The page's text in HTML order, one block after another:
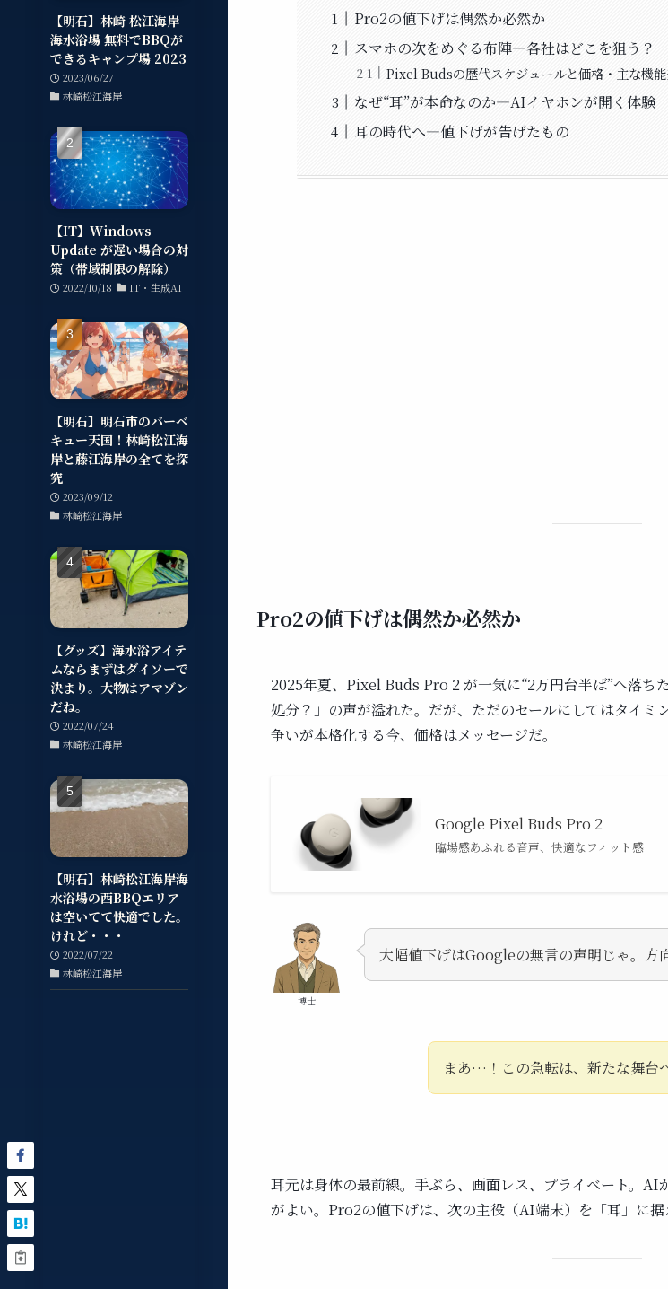
Pro2の値下げは偶然か必然か
スマホの次をめぐる布陣—各社はどこを狙う？
Pixel Budsの歴代スケジュールと価格・主な機能
なぜ“耳”が本命なのか—AIイヤホンが開く体験
耳の時代へ—値下げが告げたもの
Pro2の値下げは偶然か必然か
2025年夏、Pixel Buds Pro 2 が一気に“2万円台半ば”へ落ち
処分？」の声が溢れた。だが、ただのセールにしてはタイ
争いが本格化する今、価格はメッセージだ。
Google Pixel Buds Pro 2
臨場感あふれる音声、快適なフィット感
博士
大幅値下げはGoogleの無言の声明じゃ。方
まあ…！この急転は、新たな舞台
耳元は身体の最前線。手ぶら、画面レス、プライベート。
がよい。Pro2の値下げは、次の主役（AI端末）を「耳」に据
【明石】林崎 松江海岸
海水浴場 無料でBBQが
できるキャンプ場 2023
2023/06/27
林崎松江海岸
【IT】Windows
Update が遅い場合の対
策（帯域制限の解除）
2022/10/18 IT・生成AI
【明石】明石市のバーベ
キュー天国！林崎松江海
岸と藤江海岸の全てを探
究
2023/09/12
林崎松江海岸
【グッズ】海水浴アイテ
ムならまずはダイソーで
決まり。大物はアマゾン
だね。
2022/07/24
林崎松江海岸
【明石】林崎松江海岸海
水浴場の西BBQエリア
は空いてて快適でした。
けれど・・・
2022/07/22
林崎松江海岸